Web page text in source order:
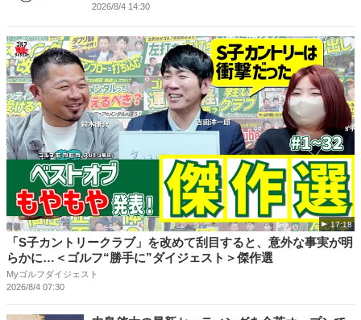
2026/8/4 14:30
17:18
「S子カントリークラブ」を改めて刮目すると、意外な事実が明
らかに…＜ゴルフ“勝手に”ダイジェスト＞傑作選
Myゴルフダイジェスト
2026/8/4 07:30